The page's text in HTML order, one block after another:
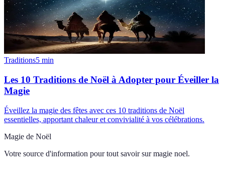
Traditions5 min
Les 10 Traditions de Noël à Adopter pour Éveiller la
Magie
Éveillez la magie des fêtes avec ces 10 traditions de Noël
essentielles, apportant chaleur et convivialité à vos célébrations.
Magie de Noël
Votre source d'information pour tout savoir sur magie noel.